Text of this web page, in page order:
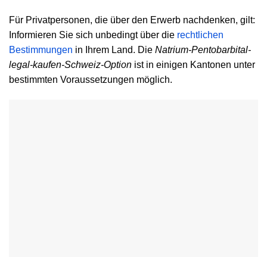
Für Privatpersonen, die über den Erwerb nachdenken, gilt:
Informieren Sie sich unbedingt über die rechtlichen
Bestimmungen in Ihrem Land. Die Natrium-Pentobarbital-
legal-kaufen-Schweiz-Option ist in einigen Kantonen unter
bestimmten Voraussetzungen möglich.